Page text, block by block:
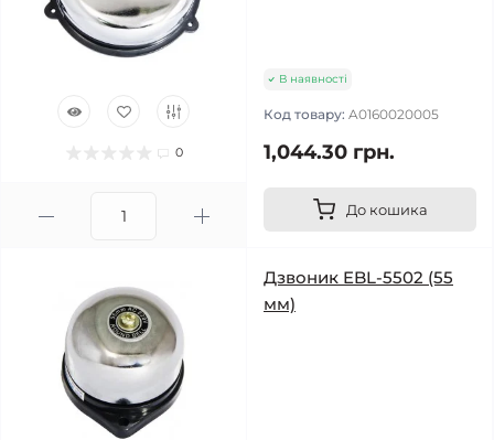
0
В наявності
Код товару: A0160020005
1,044.30 грн.
До кошика
Дзвоник EBL-5502 (55
мм)